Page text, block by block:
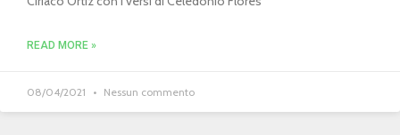
READ MORE »
08/04/2021 Nessun commento